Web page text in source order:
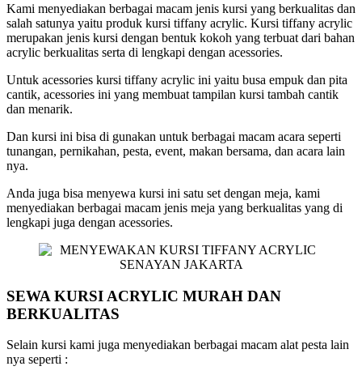
Kami menyediakan berbagai macam jenis kursi yang berkualitas dan
salah satunya yaitu produk kursi tiffany acrylic. Kursi tiffany acrylic
merupakan jenis kursi dengan bentuk kokoh yang terbuat dari bahan
acrylic berkualitas serta di lengkapi dengan acessories.
Untuk acessories kursi tiffany acrylic ini yaitu busa empuk dan pita
cantik, acessories ini yang membuat tampilan kursi tambah cantik
dan menarik.
Dan kursi ini bisa di gunakan untuk berbagai macam acara seperti
tunangan, pernikahan, pesta, event, makan bersama, dan acara lain
nya.
Anda juga bisa menyewa kursi ini satu set dengan meja, kami
menyediakan berbagai macam jenis meja yang berkualitas yang di
lengkapi juga dengan acessories.
SEWA KURSI ACRYLIC MURAH DAN
BERKUALITAS
Selain kursi kami juga menyediakan berbagai macam alat pesta lain
nya seperti :